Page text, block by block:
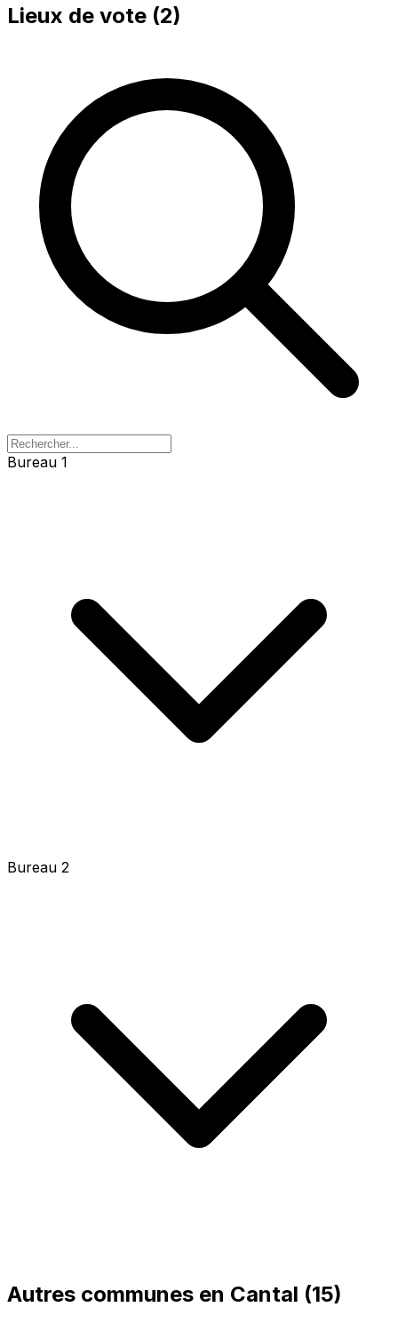
Lieux de vote (2)
Bureau 1
Bureau 2
Autres communes en Cantal (15)